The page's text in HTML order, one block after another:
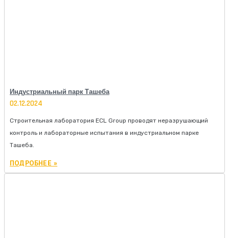
Индустриальный парк Ташеба
02.12.2024
Строительная лаборатория ECL Group проводят неразрушающий
контроль и лабораторные испытания в индустриальном парке
Ташеба.
ПОДРОБНЕЕ »